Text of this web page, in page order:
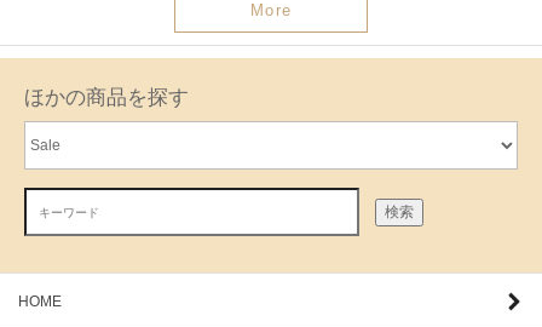
More
ほかの商品を探す
検索
HOME